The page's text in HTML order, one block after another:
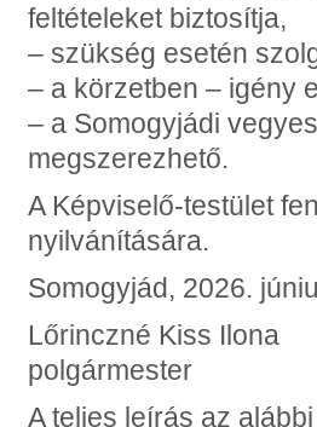
feltételeket biztosítja,
– szükség esetén
– a körzetben – igény
– a Somogyjádi
megszerezhető.
A Képviselő-testület
nyilvánítására.
Somogyjád, 2026.
Lőrinczné Kiss Ilona
polgármester
A teljes leírás az